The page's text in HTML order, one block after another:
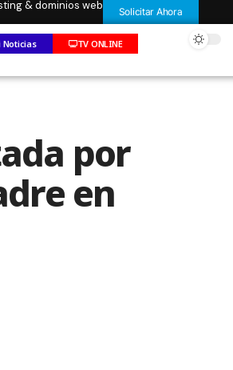
& dominios web Solicitar Ahora
Noticias TV ONLINE
por
en